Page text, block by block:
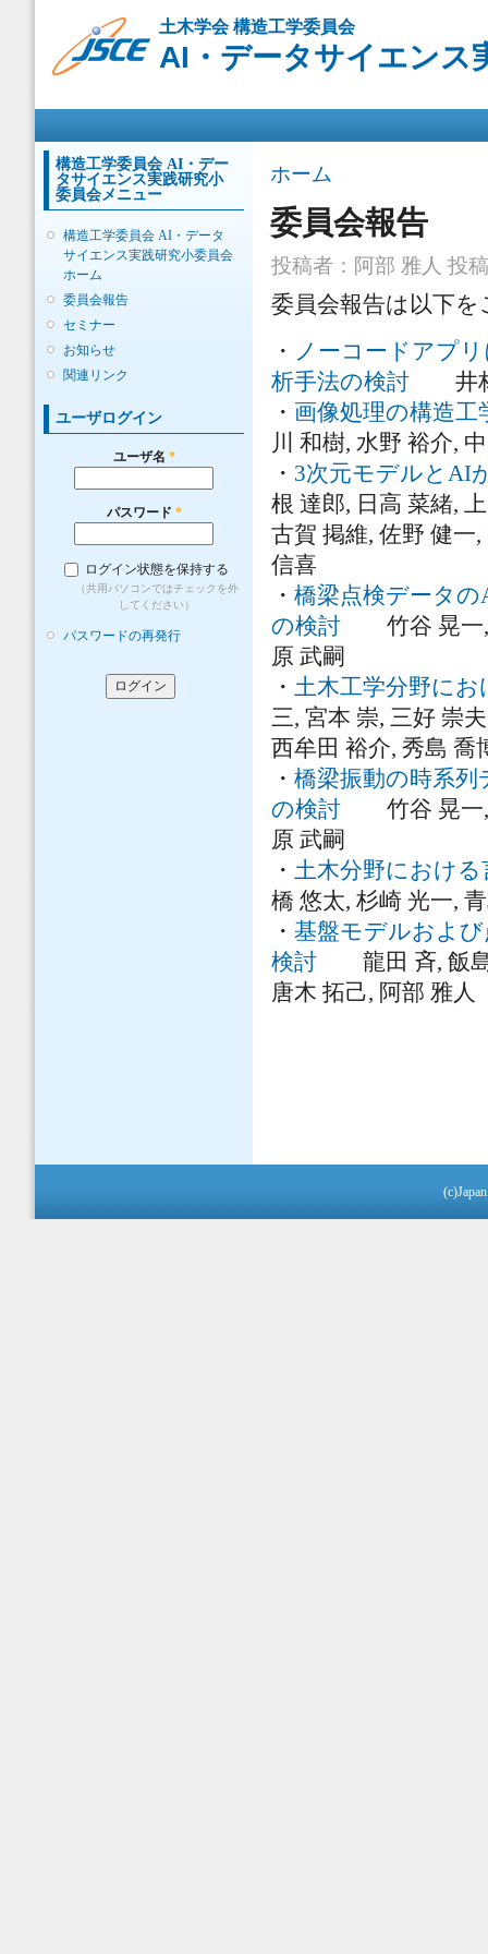
ン
コ
土木学会 構造工学委員会
AI・データサイエンス
構造工学委員会 AI・デー
タサイエンス実践研究小
委員会メニュー
構造工学委員会 AI・データ
サイエンス実践研究小委員会
ホーム
委員会報告
セミナー
お知らせ
関連リンク
ユーザログイン
ユーザ名 *
パスワード *
ログイン状態を保持する
（共用パソコンではチェックを外
してください）
パスワードの再発行
現在地
ホーム
委員会報告
投稿者： 阿部 雅人 投
委員会報告は以下を
・ ノーコードアプ
析手法の検討 井林
・ 画像処理の構造工
川 和樹, 水野 裕介,
・ 3次元モデルとAI
根 達郎, 日高 菜緒,
古賀 掲維, 佐野 健一
信喜
・ 橋梁点検データ
の検討 竹谷 晃一,
原 武嗣
・ 土木工学分野に
三, 宮本 崇, 三好 崇
西牟田 裕介, 秀島 喬
・ 橋梁振動の時系
の検討 竹谷 晃一,
原 武嗣
・ 土木分野におけ
橋 悠太, 杉崎 光一,
・ 基盤モデルおよ
検討 龍田 斉, 飯島
唐木 拓己, 阿部 雅人